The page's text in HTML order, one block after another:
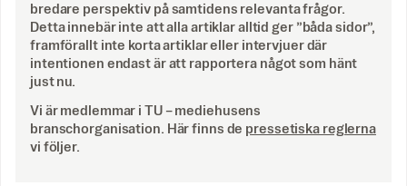
bredare perspektiv på samtidens relevanta frågor.
Detta innebär inte att alla artiklar alltid ger ”båda sidor”,
framförallt inte korta artiklar eller intervjuer där
intentionen endast är att rapportera något som hänt
just nu.
Vi är medlemmar i TU – mediehusens
branschorganisation. Här finns de pressetiska reglerna
vi följer.